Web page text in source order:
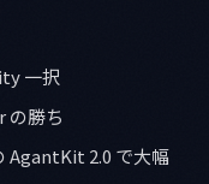
一択
の勝ち
AgantKit 2.0 で大幅